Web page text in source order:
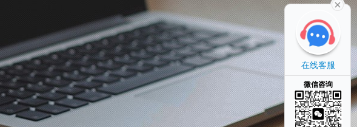
在线客服
微信咨询